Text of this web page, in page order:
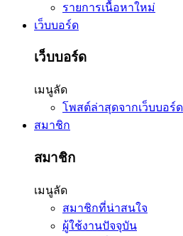
รายการเนื้อหาใหม่
เว็บบอร์ด
เว็บบอร์ด
เมนูลัด
โพสต์ล่าสุดจากเว็บบอร์ด
สมาชิก
สมาชิก
เมนูลัด
สมาชิกที่น่าสนใจ
ผู้ใช้งานปัจจุบัน